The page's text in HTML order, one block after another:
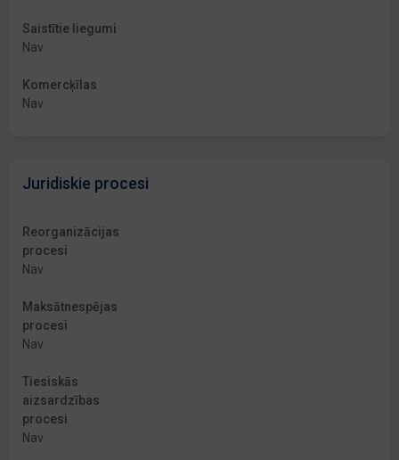
Saistītie liegumi
Nav
Komercķīlas
Nav
Juridiskie procesi
Reorganizācijas
procesi
Nav
Maksātnespējas
procesi
Nav
Tiesiskās
aizsardzības
procesi
Nav